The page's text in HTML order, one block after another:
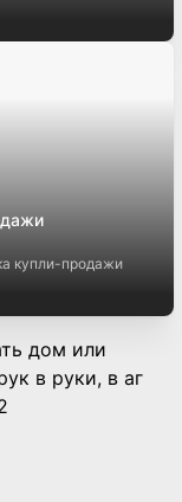
купли-продажи
дом или
в руки, в аг